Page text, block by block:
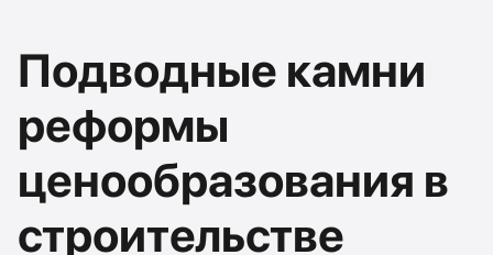
Подводные камни
реформы
ценообразования в
строительстве